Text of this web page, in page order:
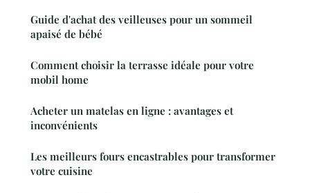
Guide d'achat des veilleuses pour un sommeil
apaisé de bébé
Comment choisir la terrasse idéale pour votre
mobil home
Acheter un matelas en ligne : avantages et
inconvénients
Les meilleurs fours encastrables pour transformer
votre cuisine